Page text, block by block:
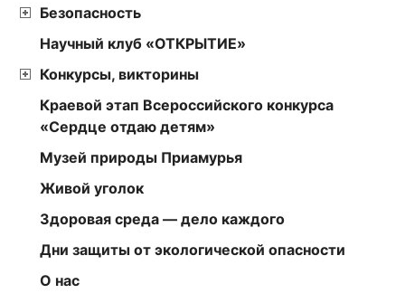
Безопасность
Научный клуб «ОТКРЫТИЕ»
Конкурсы, викторины
Краевой этап Всероссийского конкурса
«Сердце отдаю детям»
Музей природы Приамурья
Живой уголок
Здоровая среда — дело каждого
Дни защиты от экологической опасности
О нас